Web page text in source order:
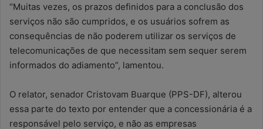
“Muitas vezes, os prazos definidos para a conclusão dos
serviços não são cumpridos, e os usuários sofrem as
consequências de não poderem utilizar os serviços de
telecomunicações de que necessitam sem sequer serem
informados do adiamento”, lamentou.
O relator, senador Cristovam Buarque (PPS-DF), alterou
essa parte do texto por entender que a concessionária é a
responsável pelo serviço, e não as empresas